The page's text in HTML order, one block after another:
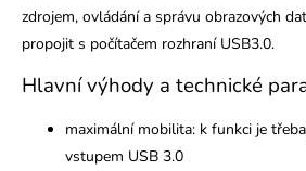
zdrojem, ovládání a správu obrazových
propojit s počítačem rozhraní USB3.0.
Hlavní výhody a technické
maximální mobilita: k funkci je
vstupem USB 3.0